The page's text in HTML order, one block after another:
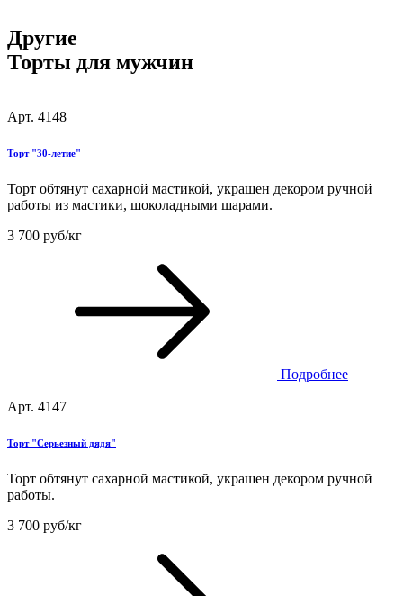
Другие
Торты для мужчин
Арт. 4148
Торт "30-летие"
Торт обтянут сахарной мастикой, украшен декором ручной
работы из мастики, шоколадными шарами.
3 700 руб/кг
Подробнее
Арт. 4147
Торт "Серьезный дядя"
Торт обтянут сахарной мастикой, украшен декором ручной
работы.
3 700 руб/кг